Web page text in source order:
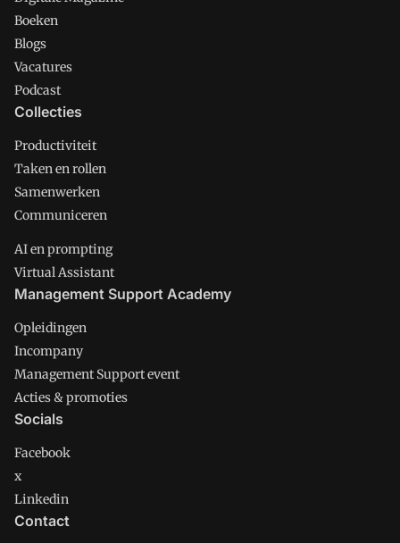
Boeken
Blogs
Vacatures
Podcast
Collecties
Productiviteit
Taken en rollen
Samenwerken
Communiceren
AI en prompting
Virtual Assistant
Management Support Academy
Opleidingen
Incompany
Management Support event
Acties & promoties
Socials
Facebook
x
Linkedin
Contact